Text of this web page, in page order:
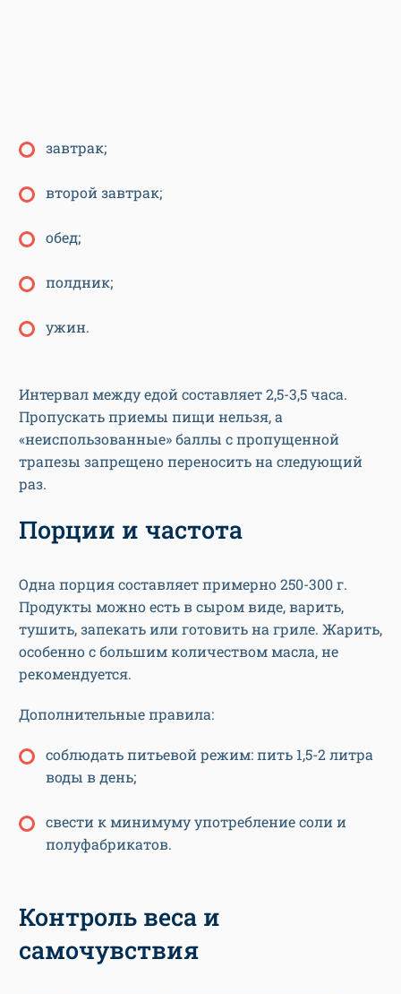
завтрак;
второй завтрак;
обед;
полдник;
ужин.
Интервал между едой составляет 2,5-3,5 часа.
Пропускать приемы пищи нельзя, а
«неиспользованные» баллы с пропущенной
трапезы запрещено переносить на следующий
раз.
Порции и частота
Одна порция составляет примерно 250-300 г.
Продукты можно есть в сыром виде, варить,
тушить, запекать или готовить на гриле. Жарить,
особенно с большим количеством масла, не
рекомендуется.
Дополнительные правила:
соблюдать питьевой режим: пить 1,5-2 литра
воды в день;
свести к минимуму употребление соли и
полуфабрикатов.
Контроль веса и
самочувствия